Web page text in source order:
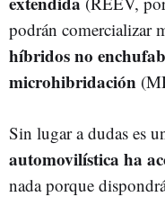
podrán comercializar
híbridos no
microhibridación
Sin lugar a dudas es
automovilística ha
nada porque